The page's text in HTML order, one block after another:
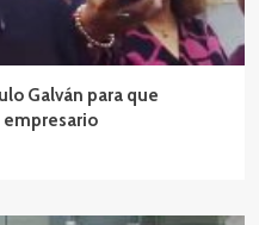
Galván para que
empresario